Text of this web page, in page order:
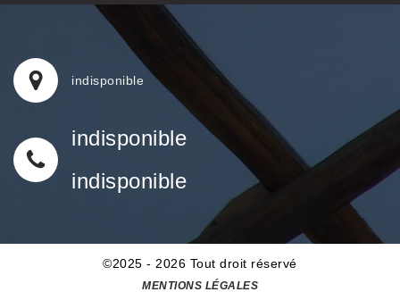
indisponible
indisponible
indisponible
©2025 - 2026 Tout droit réservé
MENTIONS LÉGALES